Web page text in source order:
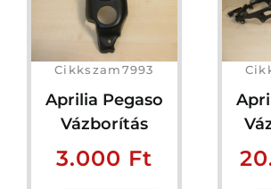
Cikkszam7993
Aprilia Pegaso
Vázborítás
3.000 Ft